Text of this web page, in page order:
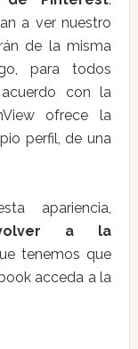
a ver nuestro
de la misma
para todos
con la
ofrece la
perfil, de una
apariencia,
a la
tenemos que
acceda a la